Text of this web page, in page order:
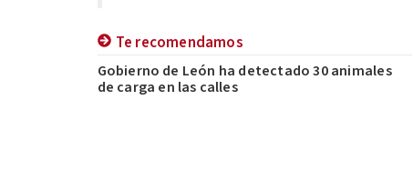
Te recomendamos
Gobierno de León ha detectado 30 animales
de carga en las calles